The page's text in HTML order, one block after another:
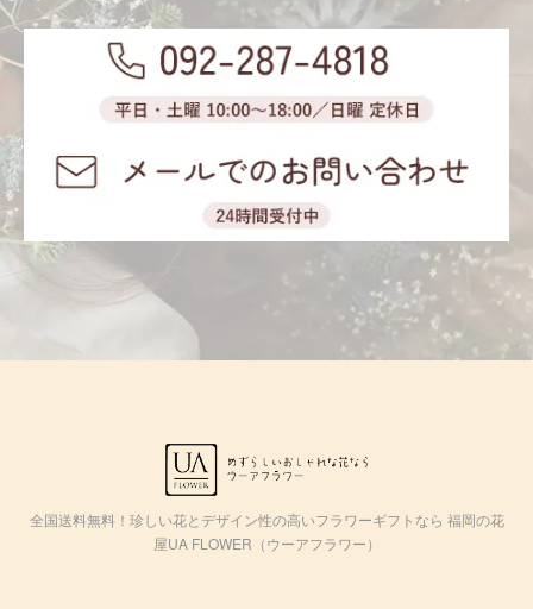
全国送料無料！珍しい花とデザイン性の高いフラワーギフトなら 福岡の花
屋UA FLOWER（ウーアフラワー）